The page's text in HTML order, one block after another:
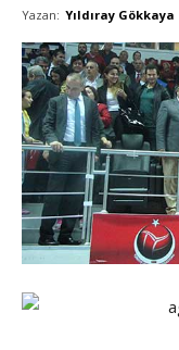
Yazan: Yıldıray Gökkaya